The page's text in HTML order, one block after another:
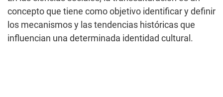
concepto que tiene como objetivo identificar y definir
los mecanismos y las tendencias históricas que
influencian una determinada identidad cultural.